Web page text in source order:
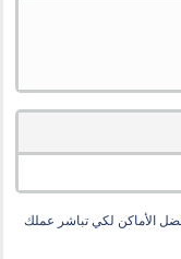
الأماكن لكي تباشر عملك